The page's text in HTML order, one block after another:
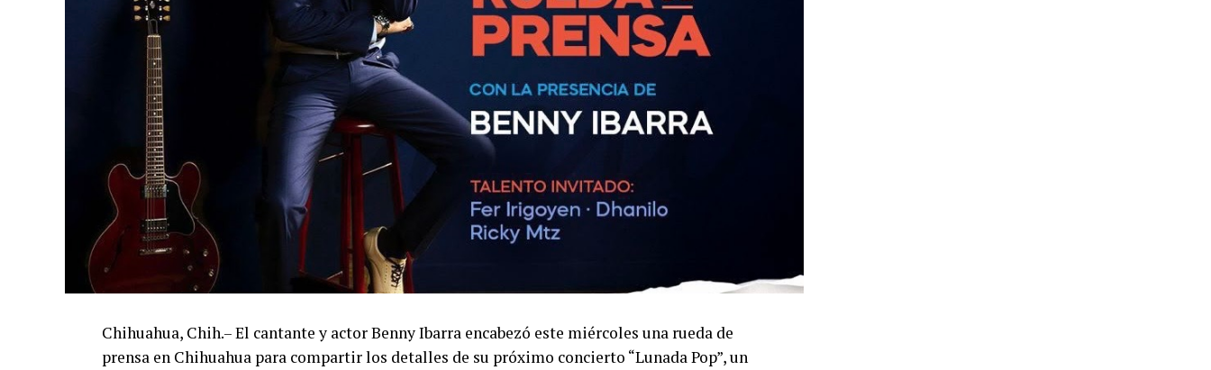
Chihuahua, Chih.– El cantante y actor Benny Ibarra encabezó este miércoles una rueda de
prensa en Chihuahua para compartir los detalles de su próximo concierto “Lunada Pop”, un